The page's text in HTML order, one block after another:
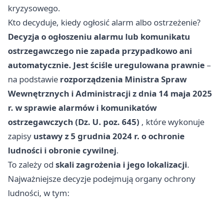
kryzysowego.
Kto decyduje, kiedy ogłosić alarm albo ostrzeżenie?
Decyzja o ogłoszeniu alarmu lub komunikatu
ostrzegawczego nie zapada przypadkowo ani
automatycznie. Jest ściśle uregulowana prawnie–
na podstawie rozporządzenia Ministra Spraw
Wewnętrznych i Administracji z dnia 14 maja 2025
r. w sprawie alarmów i komunikatów
ostrzegawczych (Dz. U. poz. 645) , które wykonuje
zapisy ustawy z 5 grudnia 2024 r. o ochronie
ludności i obronie cywilnej.
To zależy od skali zagrożenia i jego lokalizacji.
Najważniejsze decyzje podejmują organy ochrony
ludności, w tym: